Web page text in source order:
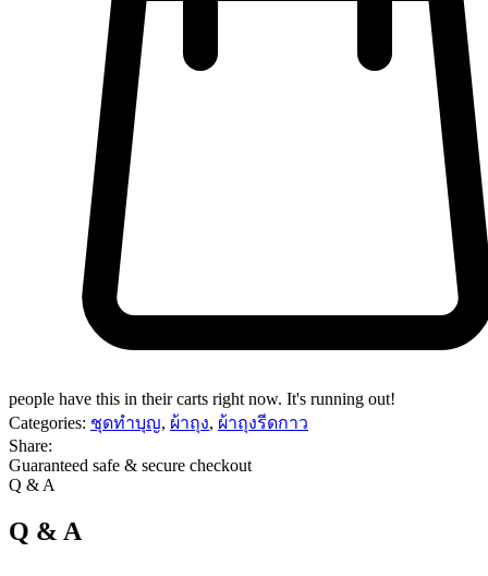
people have this in their carts right now. It's running out!
Categories: ชุดทำบุญ, ผ้าถุง, ผ้าถุงรีดกาว
Share:
Guaranteed safe & secure checkout
Q & A
Q & A